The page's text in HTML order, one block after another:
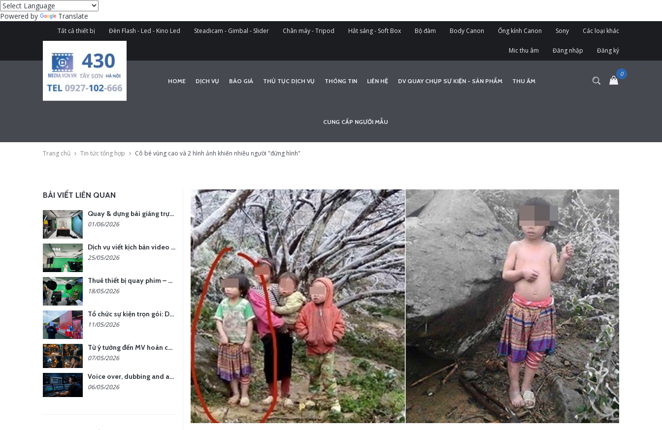
Powered by Translate
Tất cả thiết bị Đèn Flash - Led - Kino Led Steadicam - Gimbal - Slider Chân máy - Tripod Hắt sáng - Soft Box Bộ đàm Body Canon Ống kính Canon Sony Các loại khác
Mic thu âm Đăng nhập Đăng ký
HOME DỊCH VỤ BÁO GIÁ THỦ TỤC DỊCH VỤ THÔNG TIN LIÊN HỆ DV QUAY CHỤP SỰ KIỆN - SẢN PHẨM THU ÂM
CUNG CẤP NGƯỜI MẪU
Trang chủ Tin tức tổng hợp Cô bé vùng cao và 2 hình ảnh khiến nhiều người "đứng hình"
BÀI VIẾT LIÊN QUAN
Quay & dựng bài giảng trực tuyến – Xu hướng đào tạo thời đại số
01/06/2026
Dịch vụ viết kịch bản video – Bước quan trọng quyết định thành công nội dung
25/05/2026
Thuê thiết bị quay phim – chụp ảnh: Giải pháp tối ưu chi phí cho doanh nghiệp
18/05/2026
Tổ chức sự kiện trọn gói: Doanh nghiệp được gì khi chọn đơn vị chuyên nghiệp?
11/05/2026
Từ ý tưởng đến MV hoàn chỉnh: giải pháp trọn gói tại YCN Media
07/05/2026
Voice over, dubbing and audio production services in Vietnam for global content
06/05/2026